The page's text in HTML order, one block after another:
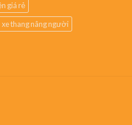
giá rẻ
xe thang nâng người